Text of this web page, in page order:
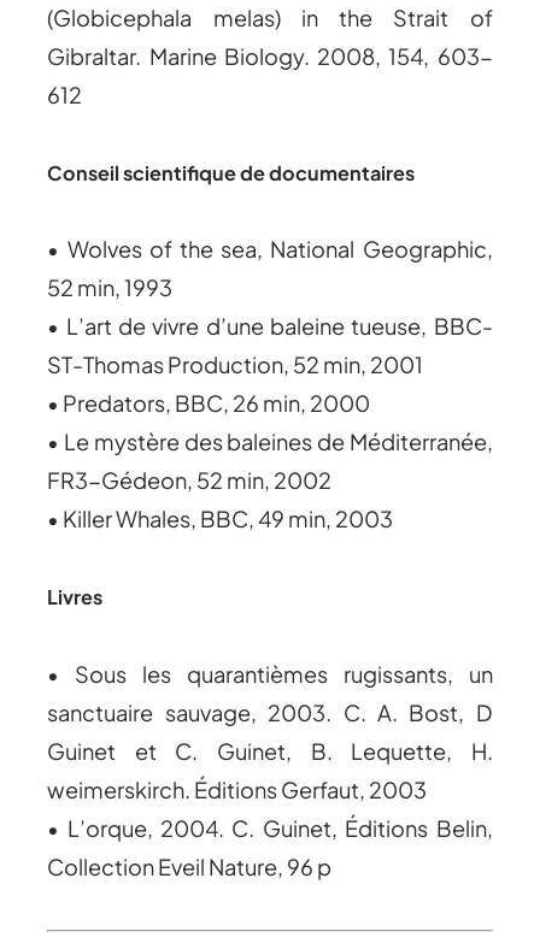
(Globicephala melas) in the Strait of
Gibraltar. Marine Biology. 2008, 154, 603-
612
Conseil scientifique de documentaires
• Wolves of the sea, National Geographic,
52 min, 1993
• L’art de vivre d’une baleine tueuse, BBC-
ST-Thomas Production, 52 min, 2001
• Predators, BBC, 26 min, 2000
• Le mystère des baleines de Méditerranée,
FR3-Gédeon, 52 min, 2002
• Killer Whales, BBC, 49 min, 2003
Livres
• Sous les quarantièmes rugissants, un
sanctuaire sauvage, 2003. C. A. Bost, D
Guinet et C. Guinet, B. Lequette, H.
weimerskirch. Éditions Gerfaut, 2003
• L’orque, 2004. C. Guinet, Éditions Belin,
Collection Eveil Nature, 96 p